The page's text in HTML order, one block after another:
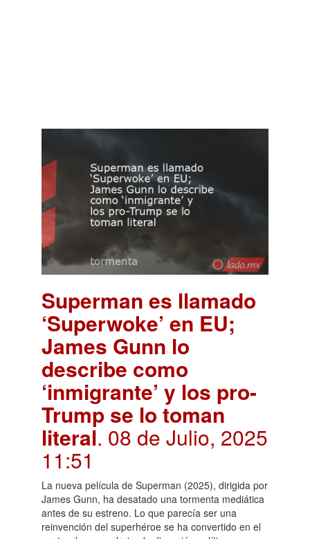
Superman es llamado
‘Superwoke’ en EU;
James Gunn lo
describe como
‘inmigrante’ y los pro-
Trump se lo toman
literal. 08 de Julio, 2025
11:51
La nueva película de Superman (2025), dirigida por
James Gunn, ha desatado una tormenta mediática
antes de su estreno. Lo que parecía ser una
reinvención del superhéroe se ha convertido en el